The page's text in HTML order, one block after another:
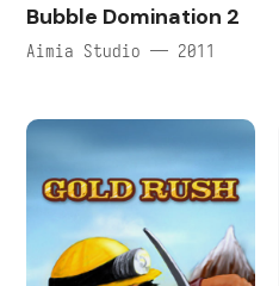
Bubble Domination 2
Aimia Studio — 2011